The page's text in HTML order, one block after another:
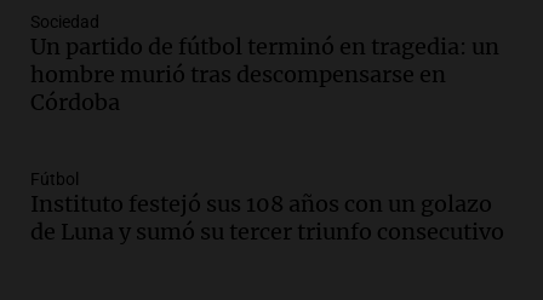
Episodios
Audio.Casabindo se prepara para una
celebración única: 30.000 turistas y el
tradicional Toreo de la Vincha
Audio.Borges, abogada de Pourrain:
"Tres hombres se lo llevaron para
hacerle preguntas y nunca regresó"
Sociedad
Un partido de fútbol terminó en tragedia: un
hombre murió tras descompensarse en
Córdoba
Fútbol
Instituto festejó sus 108 años con un golazo
de Luna y sumó su tercer triunfo consecutivo